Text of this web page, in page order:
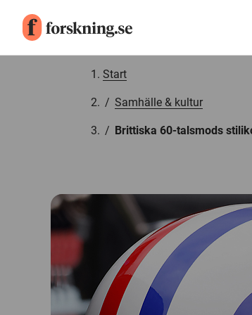
Start
/ Samhälle & kultur
/ Brittiska 60-talsmods